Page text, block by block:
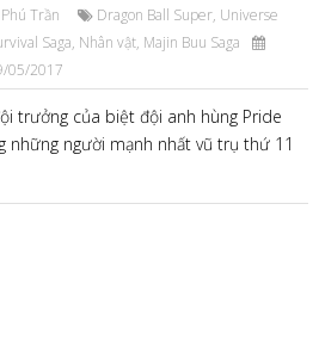
Phú Trần Dragon Ball Super, Universe
Saga, Nhân vật, Majin Buu Saga
05/2017
trưởng của biệt đội anh hùng Pride
người mạnh nhất vũ trụ thứ 11